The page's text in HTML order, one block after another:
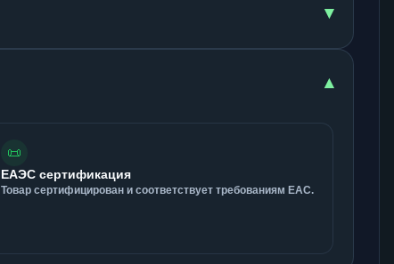
▾
▾
📜
ЕАЭС сертификация
Товар сертифицирован и соответствует требованиям ЕАС.